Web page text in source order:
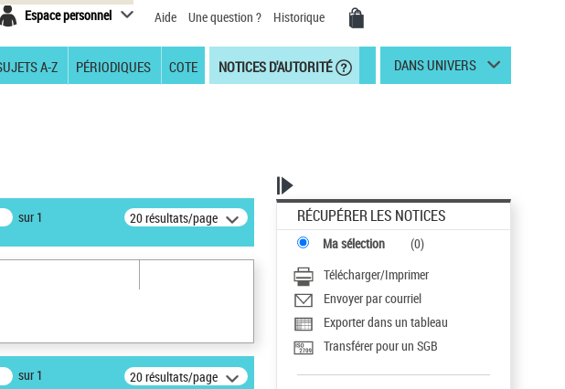
Espace personnel Aide Une question ? Historique
A-Z PÉRIODIQUES COTE NOTICES D'AUTORITÉ DANS UNIVERS
sur 1 20 résultats/page
sur 1 20 résultats/page
RÉCUPÉRER LES NOTICES
Ma sélection (0)
Télécharger/Imprimer
Envoyer par courriel
Exporter dans un tableau
Transférer pour un SGB